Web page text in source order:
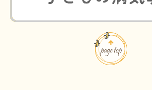
難病患者さんの生活と治療に関する実態調査